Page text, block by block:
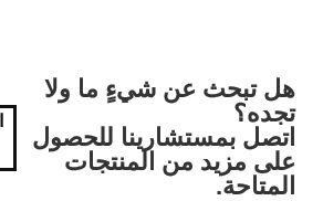
هل تبحث عن شيءٍ ما ولا
تجده؟
اتصل بمستشارينا للحصول
على مزيد من المنتجات
المتاحة.